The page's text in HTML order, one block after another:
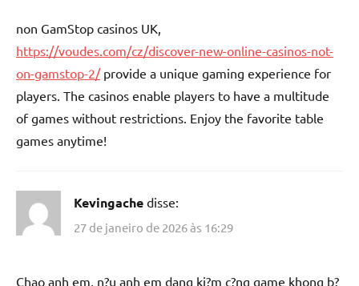
non GamStop casinos UK,
https://voudes.com/cz/discover-new-online-casinos-not-
on-gamstop-2/provide a unique gaming experience for
players. The casinos enable players to have a multitude
of games without restrictions. Enjoy the favorite table
games anytime!
Kevingache disse:
27 de janeiro de 2026 às 16:29
Chao anh em, n?u anh em dang ki?m c?ng game khong b?